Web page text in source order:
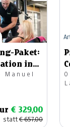
Paket:
in
Manuel
€ 329,00
statt€ 657,00